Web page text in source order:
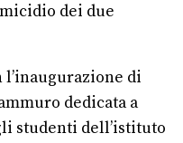
dei due
l’inaugurazione di
dedicata a
studenti dell’istituto